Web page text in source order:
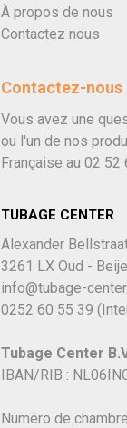
À propos de nous
Contactez nous
Contactez-nous
Vous avez une
ou l'un de nos
Française au 02 52
TUBAGE CENTER
Alexander
3261 LX Oud -
info@tubage-
0252 60 55 39
Tubage Center
IBAN/RIB :
Numéro de